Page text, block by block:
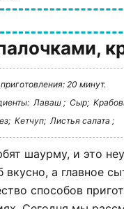
20 минут.
Лаваш ; Сыр;
Кетчуп; Листья салата ;
шаурму, и это
вкусно, а главное
способов